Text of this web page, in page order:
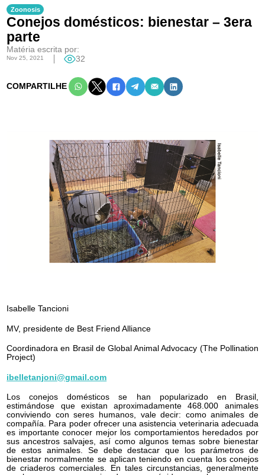
Zoonosis
Conejos domésticos: bienestar – 3era
parte
Matéria escrita por:
Nov 25, 2021 32
COMPARTILHE
Isabelle Tancioni
MV, presidente de Best Friend Alliance
Coordinadora en Brasil de Global Animal Advocacy (The Pollination
Project)
ibelletanjoni@gmail.com
Los conejos domésticos se han popularizado en Brasil,
estimándose que existan aproximadamente 468.000 animales
conviviendo con seres humanos, vale decir: como animales de
compañía. Para poder ofrecer una asistencia veterinaria adecuada
es importante conocer mejor los comportamientos heredados por
sus ancestros salvajes, así como algunos temas sobre bienestar
de estos animales. Se debe destacar que los parámetros de
bienestar normalmente se aplican teniendo en cuenta los conejos
de criaderos comerciales. En tales circunstancias, generalmente